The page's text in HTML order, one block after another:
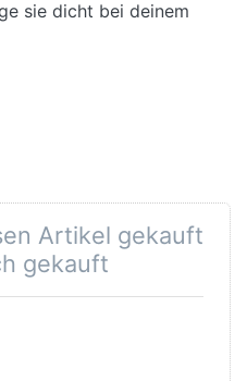
sie dicht bei deinem
Artikel gekauft
gekauft